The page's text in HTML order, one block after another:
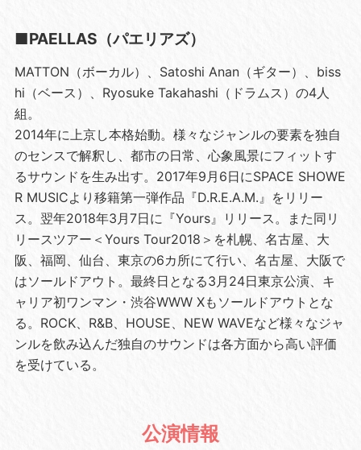
■PAELLAS（パエリアズ）
MATTON（ボーカル）、Satoshi Anan（ギター）、biss
hi（ベース）、Ryosuke Takahashi（ドラムス）の4人
組。
2014年に上京し本格始動。様々なジャンルの要素を独自
のセンスで解釈し、都市の日常、心象風景にフィットす
るサウンドを生み出す。2017年9月6日にSPACE SHOWE
R MUSICより移籍第一弾作品『D.R.E.A.M.』をリリー
ス。翌年2018年3月7日に『Yours』リリース。また同リ
リースツアー＜Yours Tour2018＞を札幌、名古屋、大
阪、福岡、仙台、東京の6カ所にて行い、名古屋、大阪で
はソールドアウト。最終日となる3月24日東京公演、キ
ャリア初ワンマン・渋谷WWW Xもソールドアウトとな
る。ROCK、R&B、HOUSE、NEW WAVEなど様々なジャ
ンルを飲み込んだ独自のサウンドは各方面から高い評価
を受けている。
公演情報